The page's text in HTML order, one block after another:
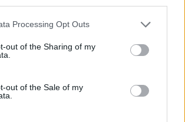
Processing Opt Outs
out of the Sharing of my
out of the Sale of my
LISÄÄ TEKIJÄLTÄ
MM-kisat 2026